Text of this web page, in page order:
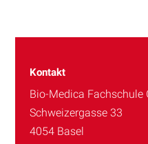
Kontakt
Bio-Medica Fachschule
Schweizergasse 33
4054 Basel